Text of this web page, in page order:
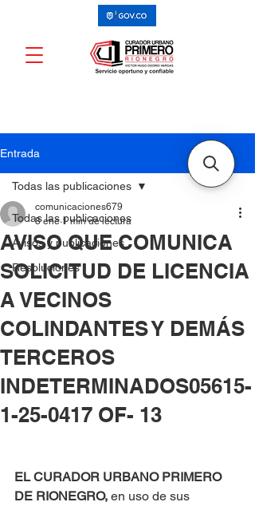
Entrada
Todas las publicaciones
Avisos y publicaciones
Resoluciones
Todas las publicaciones
AVISO QUE COMUNICA
SOLICITUD DE LICENCIA
A VECINOS
COLINDANTES Y DEMÁS
TERCEROS
INDETERMINADOS05615-
1-25-0417 OF- 13
comunicaciones679
8 ene 1 min de lectura
EL CURADOR URBANO PRIMERO
DE RIONEGRO, en uso de sus